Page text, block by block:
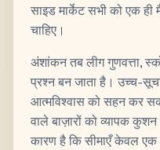
साइड मार्केट सभी को एक ही
चाहिए।
अंशांकन तब लीग गुणवत्ता,
प्रश्न बन जाता है। उच्च-
आत्मविश्वास को सहन कर
वाले बाज़ारों को व्यापक
कारण है कि सीमाएँ केवल एक